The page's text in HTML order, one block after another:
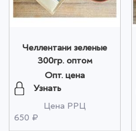
Челлентани зеленые
300гр. оптом
Опт. цена
Узнать
Цена РРЦ
650 ₽